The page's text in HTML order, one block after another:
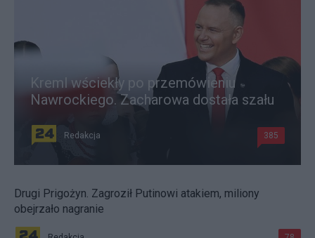
Kreml wściekły po przemówieniu
Nawrockiego. Zacharowa dostała szału
Redakcja 385
Drugi Prigożyn. Zagroził Putinowi atakiem, miliony
obejrzało nagranie